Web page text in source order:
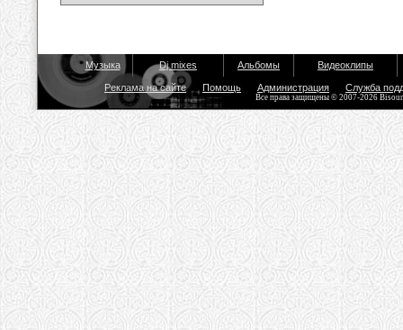
Музыка Dj mixes Альбомы Видеоклипы
Реклама на сайте Помощь Администрация Служба
Все права защищены © 2007-2026